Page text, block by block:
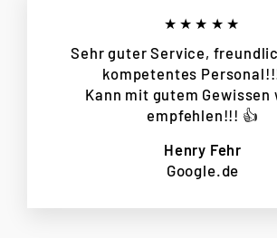
★★★★★
Sehr guter Service,
kompetentes Personal!!!
Kann mit gutem Gewissen
empfehlen!!! 👍
Henry Fehr
Google.de